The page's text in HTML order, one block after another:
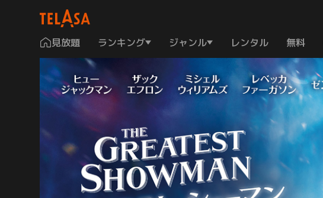
見放題 ランキング ジャンル レンタル 無料